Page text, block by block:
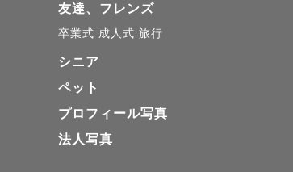
友達、フレンズ
卒業式 成人式 旅行
シニア
ペット
プロフィール写真
法人写真